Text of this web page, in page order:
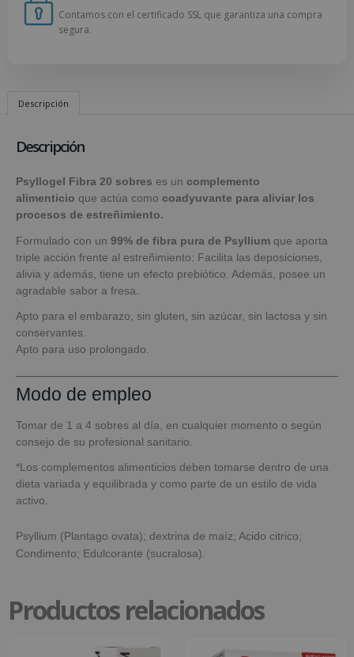
Contamos con el certificado SSL que garantiza una compra
segura.
Descripción
Descripción
Psyllogel Fibra 20 sobres es un complemento
alimenticio que actúa como coadyuvante para aliviar los
procesos de estreñimiento.
Formulado con un 99% de fibra pura de Psyllium que aporta
triple acción frente al estreñimiento: Facilita las deposiciones,
alivia y además, tiene un efecto prebiótico. Además, posee un
agradable sabor a fresa.
Apto para el embarazo, sin gluten, sin azúcar, sin lactosa y sin
conservantes.
Apto para uso prolongado.
Modo de empleo
Tomar de 1 a 4 sobres al día, en cualquier momento o según
consejo de su profesional sanitario.
*Los complementos alimenticios deben tomarse dentro de una
dieta variada y equilibrada y como parte de un estilo de vida
activo.
Psyllium (Plantago ovata); dextrina de maíz; Acido citrico;
Condimento; Edulcorante (sucralosa).
Productos relacionados